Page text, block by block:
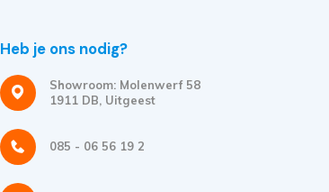
Heb je ons nodig?
Showroom: Molenwerf 58
1911 DB, Uitgeest
085 - 06 56 19 2